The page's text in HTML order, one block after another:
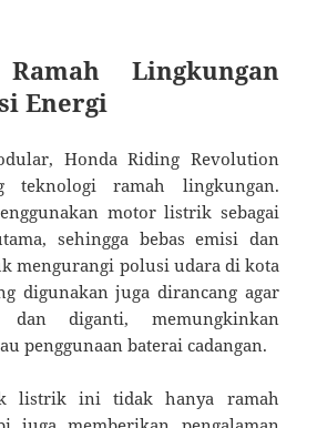
Lingkungan
Energi
Honda Riding Revolution
teknologi ramah lingkungan.
motor listrik sebagai
sehingga bebas emisi dan
mengurangi polusi udara di kota
digunakan juga dirancang agar
dan diganti, memungkinkan
penggunaan baterai cadangan.
listrik ini tidak hanya ramah